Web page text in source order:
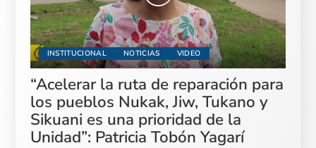
INSTITUCIONAL NOTICIAS VIDEO
“Acelerar la ruta de reparación para
los pueblos Nukak, Jiw, Tukano y
Sikuani es una prioridad de la
Unidad”: Patricia Tobón Yagarí